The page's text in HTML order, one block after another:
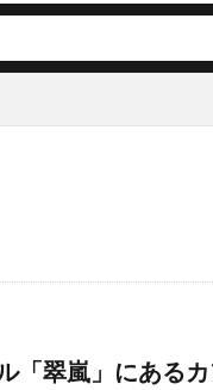
「翠嵐」にある